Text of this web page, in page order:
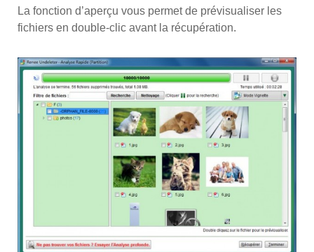
La fonction d’aperçu vous permet de prévisualiser les
fichiers en double-clic avant la récupération.